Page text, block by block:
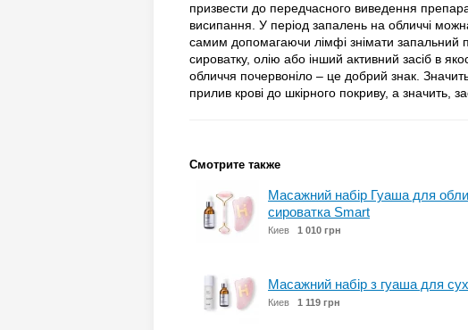
призвести до передчасного виведення
висипання. У період запалень на обличчі
самим допомагаючи лімфі знімати
сироватку, олію або інший активний засіб в
обличчя почервоніло – це добрий знак.
прилив крові до шкірного покриву, а значить,
Смотрите также
Масажний набір Гуаша для
сироватка Smart
Киев 1 010 грн
Масажний набір з гуаша для
Киев 1 119 грн